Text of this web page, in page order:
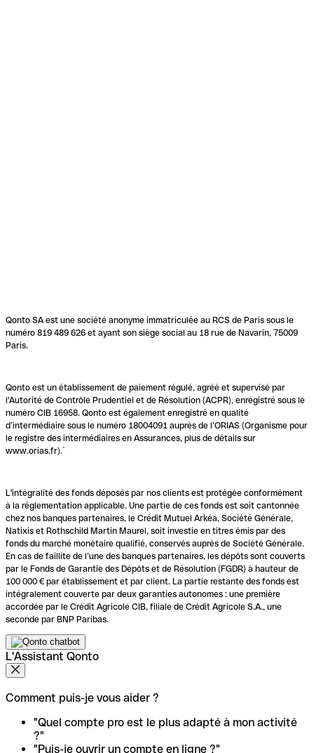
Qonto SA est une société anonyme immatriculée au RCS de Paris sous le
numéro 819 489 626 et ayant son siège social au 18 rue de Navarin, 75009
Paris.
Qonto est un établissement de paiement régulé, agréé et supervisé par
l'Autorité de Contrôle Prudentiel et de Résolution (ACPR), enregistré sous le
numéro CIB 16958. Qonto est également enregistré en qualité
d’intermédiaire sous le numéro 18004091 auprès de l’ORIAS (Organisme pour
le registre des intermédiaires en Assurances, plus de détails sur
www.orias.fr).`
L'intégralité des fonds déposés par nos clients est protégée conformément
à la réglementation applicable. Une partie de ces fonds est soit cantonnée
chez nos banques partenaires, le Crédit Mutuel Arkéa, Société Générale,
Natixis et Rothschild Martin Maurel, soit investie en titres émis par des
fonds du marché monétaire qualifié, conservés auprès de Société Générale.
En cas de faillite de l’une des banques partenaires, les dépôts sont couverts
par le Fonds de Garantie des Dépôts et de Résolution (FGDR) à hauteur de
100 000 € par établissement et par client. La partie restante des fonds est
intégralement couverte par deux garanties autonomes : une première
accordée par le Crédit Agricole CIB, filiale de Crédit Agricole S.A., une
seconde par BNP Paribas.
L'Assistant Qonto
Comment puis-je vous aider ?
"Quel compte pro est le plus adapté à mon activité
?"
"Puis-je ouvrir un compte en ligne ?"